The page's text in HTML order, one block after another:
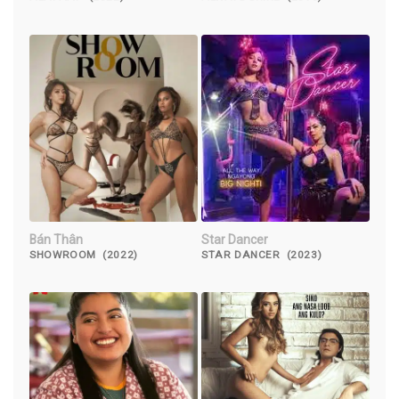
Bán Thân
SHOWROOM (2022)
Star Dancer
STAR DANCER (2023)